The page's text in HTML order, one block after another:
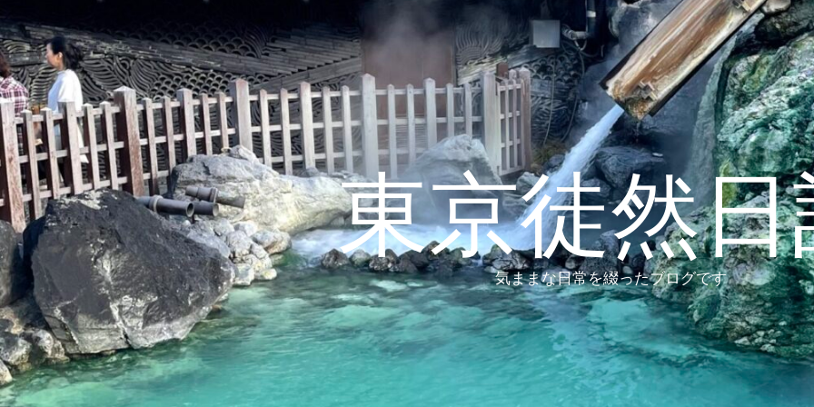
東京徒然
気ままな日常を綴ったブログです